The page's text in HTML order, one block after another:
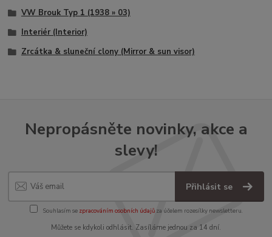
VW Brouk Typ 1 (1938 » 03)
Interiér (Interior)
Zrcátka & sluneční clony (Mirror & sun visor)
Nepropásněte novinky, akce a
slevy!
Přihlásit se
Souhlasím se zpracováním osobních údajůza účelem rozesílky newsletteru.
Můžete se kdykoli odhlásit. Zasíláme jednou za 14 dní.